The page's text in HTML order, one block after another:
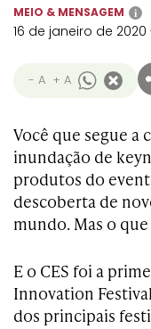
MEIO & MENSAGEM i
16 de janeiro de 2020
- A + A
Você que segue a
inundação de
produtos do
descoberta de
mundo. Mas o
E o CES foi a
Innovation
dos principais